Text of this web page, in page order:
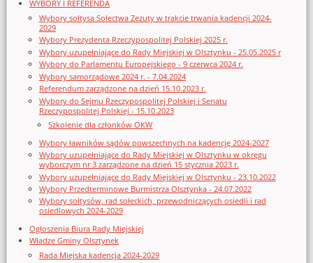
WYBORY I REFERENDA
Wybory sołtysa Sołectwa Zezuty w trakcie trwania kadencji 2024-
2029
Wybory Prezydenta Rzeczypospolitej Polskiej 2025 r.
Wybory uzupełniające do Rady Miejskiej w Olsztynku - 25.05.2025 r
Wybory do Parlamentu Europejskiego - 9 czerwca 2024 r.
Wybory samorządowe 2024 r. - 7.04.2024
Referendum zarządzone na dzień 15.10.2023 r.
Wybory do Sejmu Rzeczypospolitej Polskiej i Senatu
Rzeczypospolitej Polskiej - 15.10.2023
Szkolenie dla członków OKW
Wybory ławników sądów powszechnych na kadencję 2024-2027
Wybory uzupełniające do Rady Miejskiej w Olsztynku w okręgu
wyborczym nr 3 zarządzone na dzień 15 stycznia 2023 r.
Wybory uzupełniające do Rady Miejskiej w Olsztynku - 23.10.2022
Wybory Przedterminowe Burmistrza Olsztynka - 24.07.2022
Wybory sołtysów, rad sołeckich, przewodniczących osiedli i rad
osiedlowych 2024-2029
Ogłoszenia Biura Rady Miejskiej
Władze Gminy Olsztynek
Rada Miejska kadencja 2024-2029